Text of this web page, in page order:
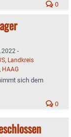
0
-
, Landkreis
, HAAG
sich dem
0